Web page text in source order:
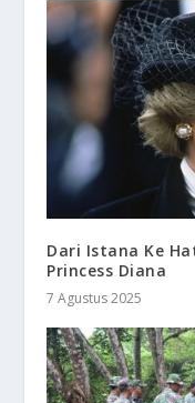
Dari Istana Ke
Princess Diana
7 Agustus 2025